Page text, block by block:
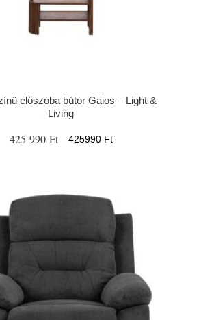
előszoba bútor Gaios – Light &
Living
425 990 Ft 425990 Ft